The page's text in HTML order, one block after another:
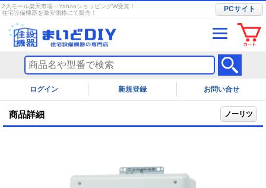
2大モール楽天市場・YahooショッピングW受賞！
住宅設備機器を激安価格にて販売！
PCサイト
ログイン お問い合せ
商品詳細 ノーリツ